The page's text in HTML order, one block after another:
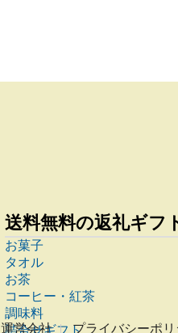
運営会社 プライバシーポリ
送料無料の返礼ギフ
お菓子
タオル
お茶
コーヒー・紅茶
調味料
詰合せギフト